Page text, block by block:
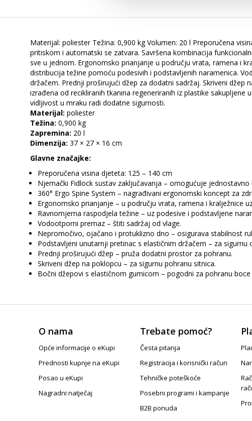
Materijal: poliester Težina: 0,900 kg Volumen: 20 l Preporučena
pritiskom i automatski se zatvara. Savršena kombinacija
sve u jednom. Ergonomsko prianjanje u području vrata, ramena i
distribucija težine pomoću podesivih i podstavljenih naramenica.
držačem. Prednji proširujući džep za dodatni sadržaj. Skriveni
izrađena od recikliranih tkanina regeneriranih iz plastike
vidljivost u mraku radi dodatne sigurnosti.
Materijal: poliester
Težina: 0,900 kg
Zapremina: 20 l
Dimenzija: 37 × 27 × 16 cm
Glavne značajke:
Preporučena visina djeteta: 125 – 140 cm
Njemački Fidlock sustav zaključavanja – omogućuje
360° Ergo Spine System – nagrađivani ergonomski koncept za
Ergonomsko prianjanje – u području vrata, ramena i kralježnice
Ravnomjerna raspodjela težine – uz podesive i podstavljene
Vodootporni premaz – štiti sadržaj od vlage.
Nepromočivo, ojačano i protuklizno dno – osigurava stabilnost
Podstavljeni unutarnji pretinac s elastičnim držačem – za sigurnu
Prednji proširujući džep – pruža dodatni prostor za pohranu.
Skriveni džep na poklopcu – za sigurnu pohranu sitnica.
Bočni džepovi s elastičnom gumicom – pogodni za pohranu
O nama
Opće informacije o eKupi
Prednosti kupnje na eKupi
Posao u eKupi
Nagradni natječaj
Trebate pomoć?
Česta pitanja
Registracija i korisnički račun
Tehničke poteškoće
Posebni programi i kampanje
B2B ponuda